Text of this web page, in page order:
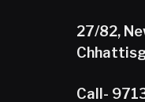
27/82,
Call-